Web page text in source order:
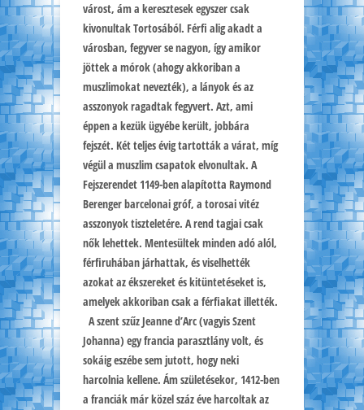
várost, ám a keresztesek egyszer csak
kivonultak Tortosából. Férfi alig akadt a
városban, fegyver se nagyon, így amikor
jöttek a mórok (ahogy akkoriban a
muszlimokat nevezték), a lányok és az
asszonyok ragadtak fegyvert. Azt, ami
éppen a kezük ügyébe került, jobbára
fejszét. Két teljes évig tartották a várat, míg
végül a muszlim csapatok elvonultak. A
Fejszerendet 1149-ben alapította Raymond
Berenger barcelonai gróf, a torosai vitéz
asszonyok tiszteletére. A rend tagjai csak
nők lehettek. Mentesültek minden adó alól,
férfiruhában járhattak, és viselhették
azokat az ékszereket és kitüntetéseket is,
amelyek akkoriban csak a férfiakat illették.
A szent szűz Jeanne d’Arc (vagyis Szent
Johanna) egy francia parasztlány volt, és
sokáig eszébe sem jutott, hogy neki
harcolnia kellene. Ám születésekor, 1412-ben
a franciák már közel száz éve harcoltak az